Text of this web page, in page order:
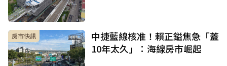
房市快訊
中捷藍線核准！賴正鎰焦急「蓋
10年太久」：海線房市崛起